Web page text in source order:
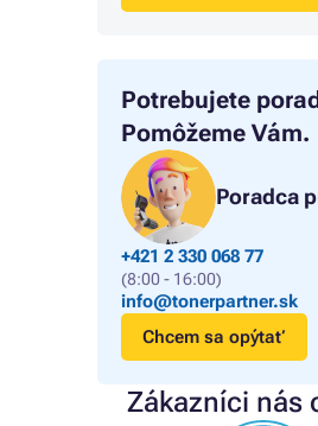
Potrebujete
Pomôžeme Vám.
Poradca
+421 2 330 068 77
(8:00 - 16:00)
info@tonerpartner.sk
Chcem sa opýtať
Zákazníci nás